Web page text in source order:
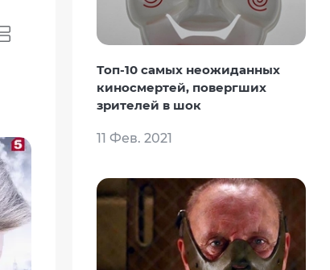
Топ-10 самых неожиданных
киносмертей, повергших
зрителей в шок
11 Фев. 2021